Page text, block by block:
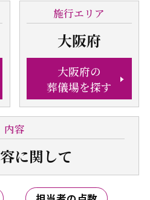
施行エリア
大阪府
大阪府の
葬儀場を探す
内容
に関して